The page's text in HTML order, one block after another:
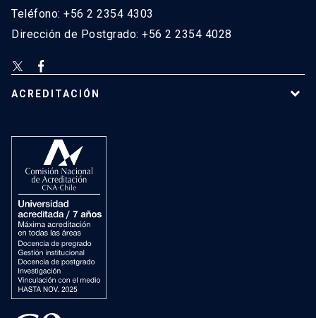
Teléfono: +56 2 2354 4303
Dirección de Postgrado: +56 2 2354 4028
ACREDITACIÓN